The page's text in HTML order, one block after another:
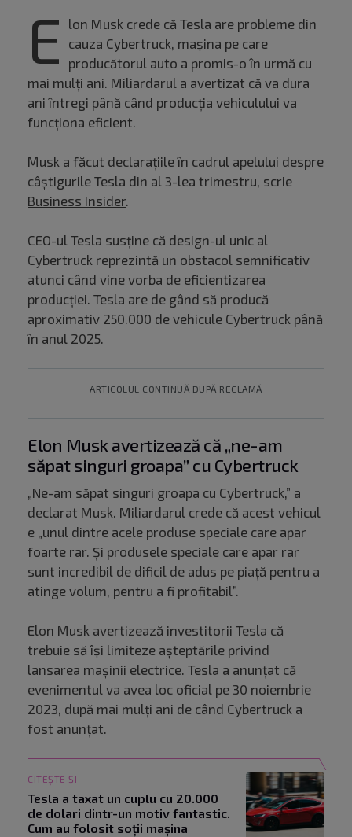
E
lon Musk crede că Tesla are probleme din
cauza Cybertruck, mașina pe care
producătorul auto a promis-o în urmă cu
mai mulți ani. Miliardarul a avertizat că va dura
ani întregi până când producția vehiculului va
funcționa eficient.
Musk a făcut declarațiile în cadrul apelului despre
câștigurile Tesla din al 3-lea trimestru, scrie
Business Insider.
CEO-ul Tesla susține că design-ul unic al
Cybertruck reprezintă un obstacol semnificativ
atunci când vine vorba de eficientizarea
producției. Tesla are de gând să producă
aproximativ 250.000 de vehicule Cybertruck până
în anul 2025.
ARTICOLUL CONTINUĂ DUPĂ RECLAMĂ
Elon Musk avertizează că „ne-am
săpat singuri groapa” cu Cybertruck
„Ne-am săpat singuri groapa cu Cybertruck,” a
declarat Musk. Miliardarul crede că acest vehicul
e „unul dintre acele produse speciale care apar
foarte rar. Și produsele speciale care apar rar
sunt incredibil de dificil de adus pe piață pentru a
atinge volum, pentru a fi profitabil”.
Elon Musk avertizează investitorii Tesla că
trebuie să își limiteze așteptările privind
lansarea mașinii electrice. Tesla a anunțat că
evenimentul va avea loc oficial pe 30 noiembrie
2023, după mai mulți ani de când Cybertruck a
fost anunțat.
CITEȘTE ȘI
Tesla a taxat un cuplu cu 20.000
de dolari dintr-un motiv fantastic.
Cum au folosit soții mașina